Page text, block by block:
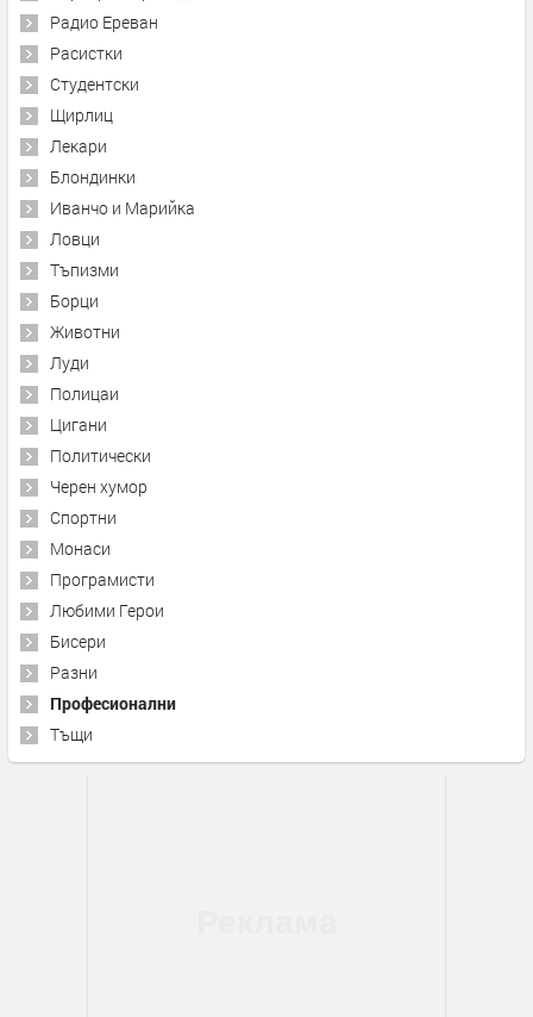
Радио Ереван
Расистки
Студентски
Щирлиц
Лекари
Блондинки
Иванчо и Марийка
Ловци
Тъпизми
Борци
Животни
Луди
Полицаи
Цигани
Политически
Черен хумор
Спортни
Монаси
Програмисти
Любими Герои
Бисери
Разни
Професионални
Тъщи